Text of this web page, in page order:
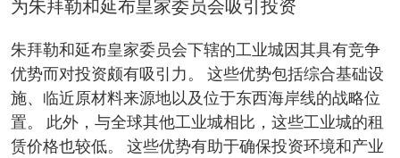
为朱拜勒和延布皇家委员会吸引投资
朱拜勒和延布皇家委员会下辖的工业城因其具有竞争
优势而对投资颇有吸引力。 这些优势包括综合基础设
施、临近原材料来源地以及位于东西海岸线的战略位
置。 此外，与全球其他工业城相比，这些工业城的租
赁价格也较低。 这些优势有助于确保投资环境和产业